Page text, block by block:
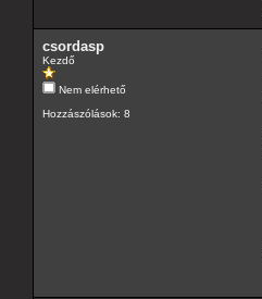
csordasp
Kezdő
Nem elérhető
Hozzászólások: 8